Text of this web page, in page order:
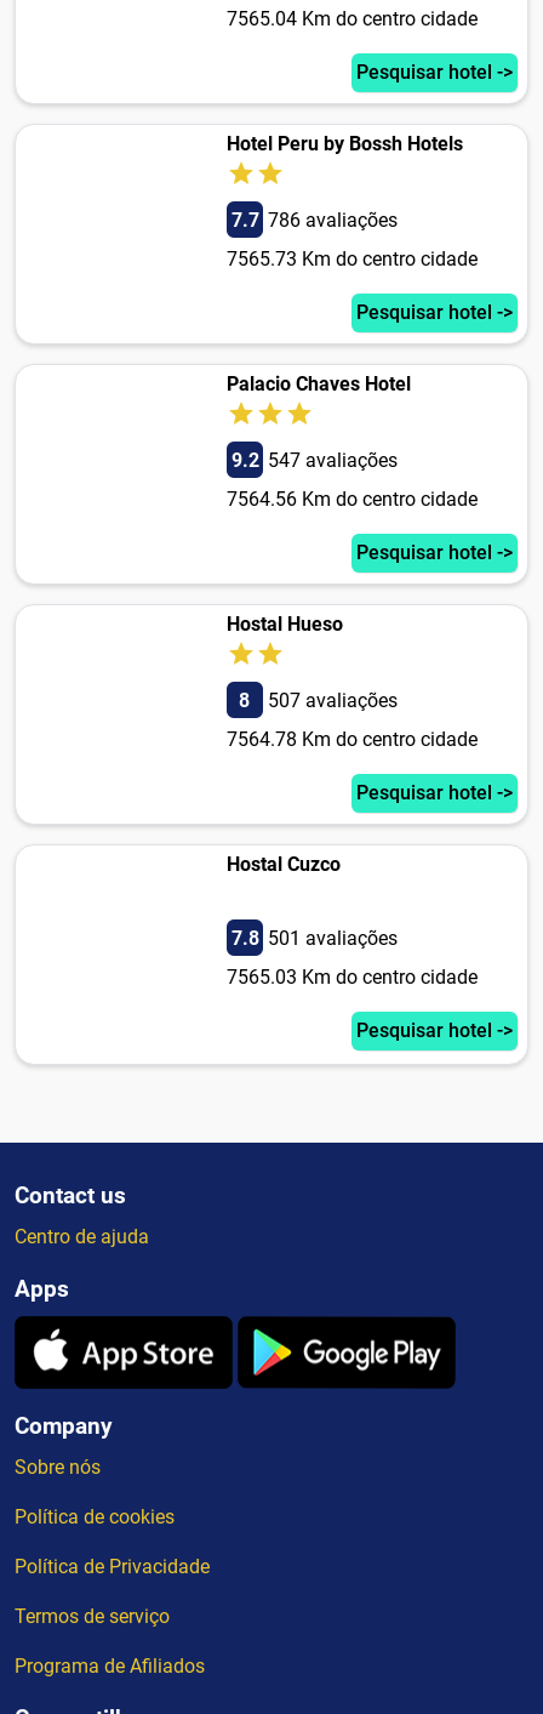
7565.04 Km do centro cidade
Pesquisar hotel ->
Hotel Peru by Bossh Hotels
7.7 786 avaliações
7565.73 Km do centro cidade
Pesquisar hotel ->
Palacio Chaves Hotel
9.2 547 avaliações
7564.56 Km do centro cidade
Pesquisar hotel ->
Hostal Hueso
8
507 avaliações
7564.78 Km do centro cidade
Pesquisar hotel ->
Hostal Cuzco
7.8 501 avaliações
7565.03 Km do centro cidade
Pesquisar hotel ->
Contact us
Centro de ajuda
Apps
Company
Sobre nós
Política de cookies
Política de Privacidade
Termos de serviço
Programa de Afiliados